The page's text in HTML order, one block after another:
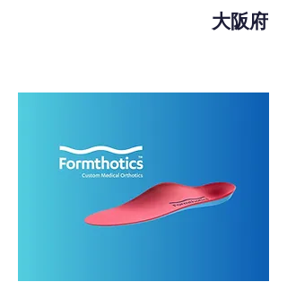
大阪府